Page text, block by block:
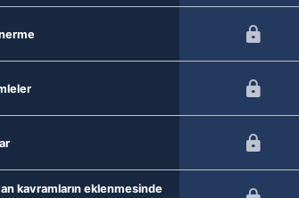
kavramların eklenmesinde